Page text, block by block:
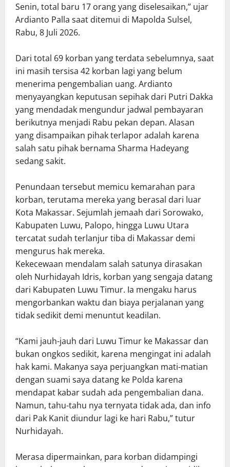
Senin, total baru 17 orang yang diselesaikan,” ujar
Ardianto Palla saat ditemui di Mapolda Sulsel,
Rabu, 8 Juli 2026.
Dari total 69 korban yang terdata sebelumnya, saat
ini masih tersisa 42 korban lagi yang belum
menerima pengembalian uang. Ardianto
menyayangkan keputusan sepihak dari Putri Dakka
yang mendadak mengundur jadwal pembayaran
berikutnya menjadi Rabu pekan depan. Alasan
yang disampaikan pihak terlapor adalah karena
salah satu pihak bernama Sharma Hadeyang
sedang sakit.
Penundaan tersebut memicu kemarahan para
korban, terutama mereka yang berasal dari luar
Kota Makassar. Sejumlah jemaah dari Sorowako,
Kabupaten Luwu, Palopo, hingga Luwu Utara
tercatat sudah terlanjur tiba di Makassar demi
mengurus hak mereka.
Kekecewaan mendalam salah satunya dirasakan
oleh Nurhidayah Idris, korban yang sengaja datang
dari Kabupaten Luwu Timur. Ia mengaku harus
mengorbankan waktu dan biaya perjalanan yang
tidak sedikit demi menuntut keadilan.
“Kami jauh-jauh dari Luwu Timur ke Makassar dan
bukan ongkos sedikit, karena mengingat ini adalah
hak kami. Makanya saya perjuangkan mati-matian
dengan suami saya datang ke Polda karena
mendapat kabar sudah ada pengembalian dana.
Namun, tahu-tahu nya ternyata tidak ada, dan info
dari Pak Kanit diundur lagi ke hari Rabu,” tutur
Nurhidayah.
Merasa dipermainkan, para korban didampingi